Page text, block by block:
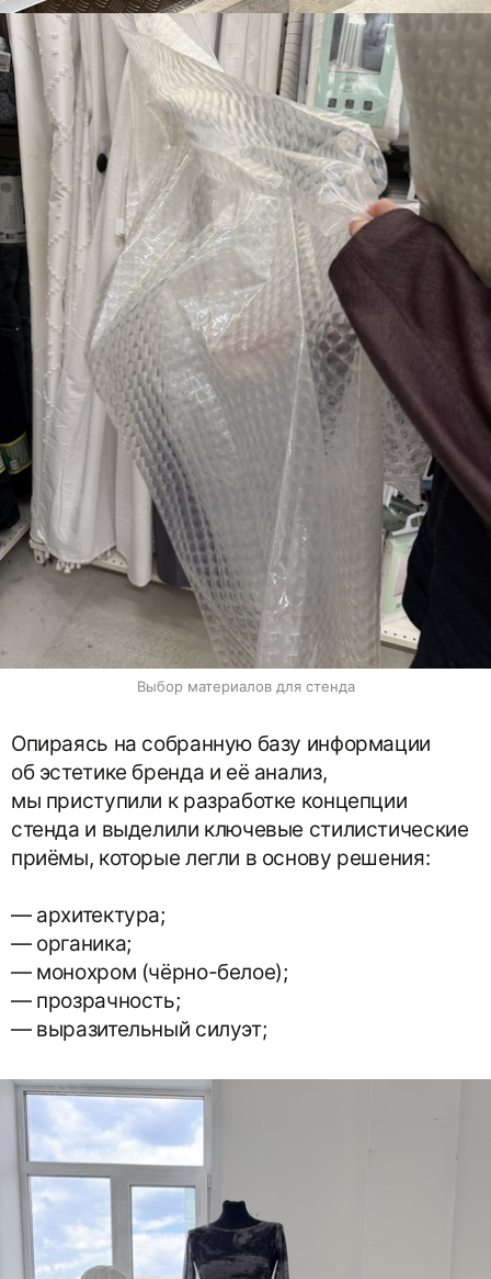
Выбор материалов для стенда
Опираясь на собранную базу информации
об эстетике бренда и её анализ,
мы приступили к разработке концепции
стенда и выделили ключевые стилистические
приёмы, которые легли в основу решения:
— архитектура;
— органика;
— монохром (чёрно-белое);
— прозрачность;
— выразительный силуэт;